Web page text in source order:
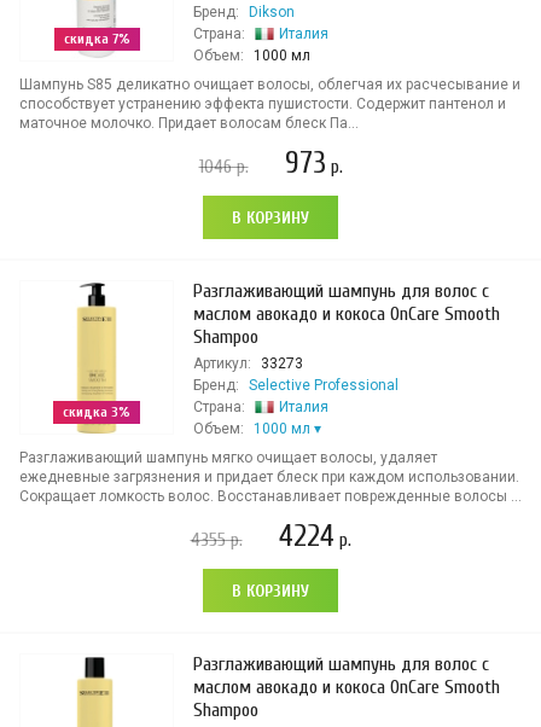
скидка 7%
Бренд:
Dikson
Страна:
Италия
Объем:
1000 мл
Шампунь S85 деликатно очищает волосы, облегчая их расчесывание и
способствует устранению эффекта пушистости. Содержит пантенол и
маточное молочко. Придает волосам блеск Па...
1046р. 973 р.
В КОРЗИНУ
скидка 3%
Разглаживающий шампунь для волос с
маслом авокадо и кокоса OnCare Smooth
Shampoo
Артикул:
33273
Бренд:
Selective Professional
Страна:
Италия
Объем:
1000 мл
Разглаживающий шампунь мягко очищает волосы, удаляет
ежедневные загрязнения и придает блеск при каждом использовании.
Сокращает ломкость волос. Восстанавливает поврежденные волосы ...
4355р. 4224 р.
В КОРЗИНУ
Разглаживающий шампунь для волос с
маслом авокадо и кокоса OnCare Smooth
Shampoo